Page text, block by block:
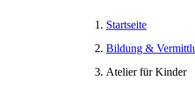
Startseite
Bildung &
Atelier für Kinder